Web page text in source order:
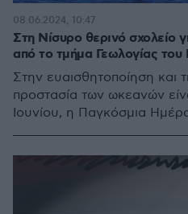
Στη Νίσυρο θερινό σχολείο
από το τμήμα Γεωλογίας
Στην ευαισθητοποίηση και
προστασία των ωκεανών
Ιουνίου, η Παγκόσμια
08.06.2024, 10:47